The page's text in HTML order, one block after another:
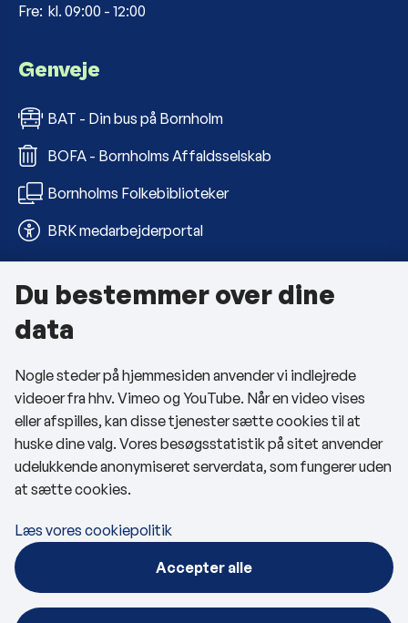
Fre: kl. 09:00 - 12:00
Genveje
BAT - Din bus på Bornholm
BOFA - Bornholms Affaldsselskab
Bornholms Folkebiblioteker
BRK medarbejderportal
Om kommunen
Kontakt os
Telefon- og åbningstider
Tilgængelighedserklæring
Privatlivspolitik
Cookies
Følg os
BRK på Facebook
Du bestemmer over dine
data
Nogle steder på hjemmesiden anvender vi indlejrede
videoer fra hhv. Vimeo og YouTube. Når en video vises
eller afspilles, kan disse tjenester sætte cookies til at
huske dine valg. Vores besøgsstatistik på sitet anvender
udelukkende anonymiseret serverdata, som fungerer uden
at sætte cookies.
Læs vores cookiepolitik
Accepter alle